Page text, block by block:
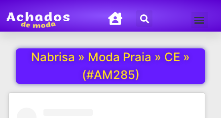
Nabrisa » Moda Praia » CE »
(#AM285)